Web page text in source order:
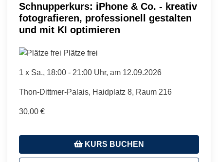
Schnupperkurs: iPhone & Co. - kreativ
fotografieren, professionell gestalten
und mit KI optimieren
Plätze frei
1 x Sa., 18:00 - 21:00 Uhr, am 12.09.2026
Thon-Dittmer-Palais, Haidplatz 8, Raum 216
30,00 €
KURS BUCHEN